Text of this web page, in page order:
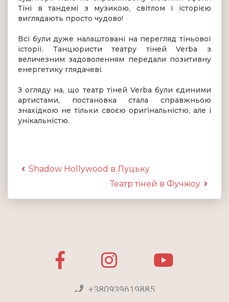
Тіні в тандемі з музикою, світлом і історією
виглядають просто чудово!
Всі були дуже налаштовані на перегляд тіньової
історії. Танцюристи театру тіней Verba з
величезним задоволенням передали позитивну
енергетику глядачеві.
З огляду на, що театр тіней Verba були єдиними
артистами, постановка стала справжньою
знахідкою не тільки своєю оригінальністю, але і
унікальністю.
Shadow Hollywood в Луцьку
Театр тіней в Фучжоу
+380939619885